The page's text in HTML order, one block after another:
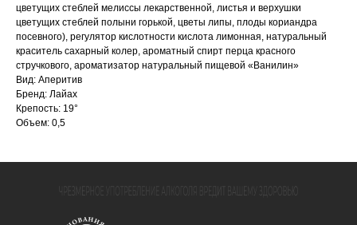
цветущих стеблей мелиссы лекарственной, листья и верхушки
цветущих стеблей полыни горькой, цветы липы, плоды кориандра
посевного), регулятор кислотности кислота лимонная, натуральный
краситель сахарный колер, ароматный спирт перца красного
стручкового, ароматизатор натуральный пищевой «Ванилин»
Вид: Аперитив
Бренд: Лайах
Крепость: 19°
Объем: 0,5